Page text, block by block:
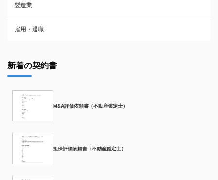
製造業
雇用・退職
新着の契約書
M&A評価依頼書（不動産鑑定士）
担保評価依頼書（不動産鑑定士）